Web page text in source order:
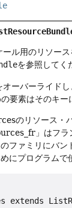
ール用のリソー
を参照してく
オーバーライド
要素はそのキー
のリソース・
」はフラ
ファミリにバン
にプログラムで
extends